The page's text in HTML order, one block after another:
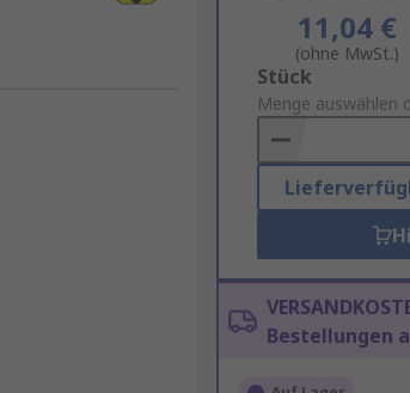
11,04 €
(ohne MwSt.)
Add
to
Basket
Stück
Menge auswählen
Bestellungen